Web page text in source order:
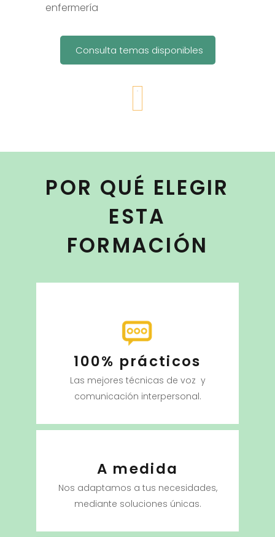
enfermería
Consulta temas disponibles
POR QUÉ ELEGIR
ESTA
FORMACIÓN
100% prácticos
Las mejores técnicas de voz y
comunicación interpersonal.
A medida
Nos adaptamos a tus necesidades,
mediante soluciones únicas.